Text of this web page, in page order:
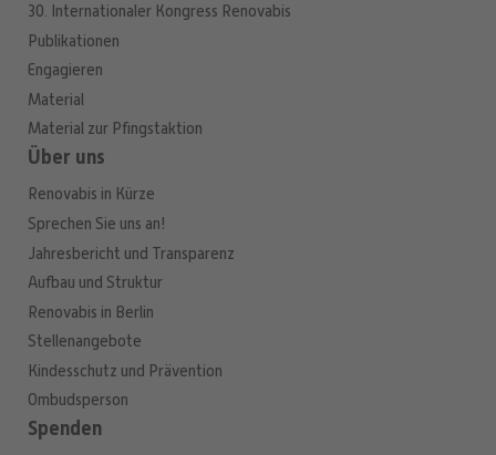
30. Internationaler Kongress Renovabis
Publikationen
Engagieren
Material
Material zur Pfingstaktion
Über uns
Renovabis in Kürze
Sprechen Sie uns an!
Jahresbericht und Transparenz
Aufbau und Struktur
Renovabis in Berlin
Stellenangebote
Kindesschutz und Prävention
Ombudsperson
Spenden